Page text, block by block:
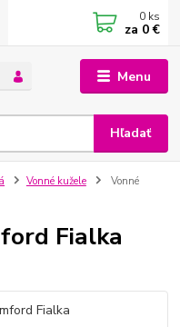
Menu
Hľadať
0 ks
za 0 €
Vonné kužele
Vonné
Fialka